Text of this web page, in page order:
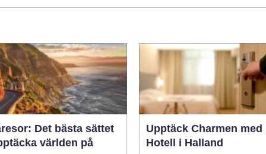
Det bästa sättet
världen på
Upptäck Charmen med
Hotell i Halland